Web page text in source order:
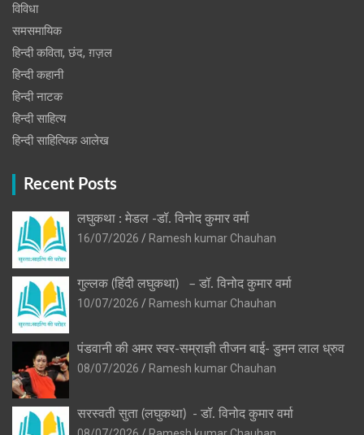
विविधा
समसमायिक
हिन्दी कविता, छंद, ग़ज़ल
हिन्दी कहानी
हिन्‍दी नाटक
हिन्दी साहित्य
हिन्दी साहित्यिक आलेख
Recent Posts
लघुकथा : मेडल -डॉ. विनोद कुमार वर्मा
16/07/2026
Ramesh kumar Chauhan
गुल्लक (हिंदी लघुकथा) – डॉ. विनोद कुमार वर्मा
10/07/2026
Ramesh kumar Chauhan
पंडवानी की अमर स्वर-सम्राज्ञी तीजन बाई- डुमन लाल ध्रुव
08/07/2026
Ramesh kumar Chauhan
सरस्वती सुता (लघुकथा) ​- डॉ. विनोद कुमार वर्मा